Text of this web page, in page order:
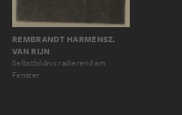
REMBRANDT HARMENSZ.
VAN RIJN
Selbstbildnis radierend am
Fenster